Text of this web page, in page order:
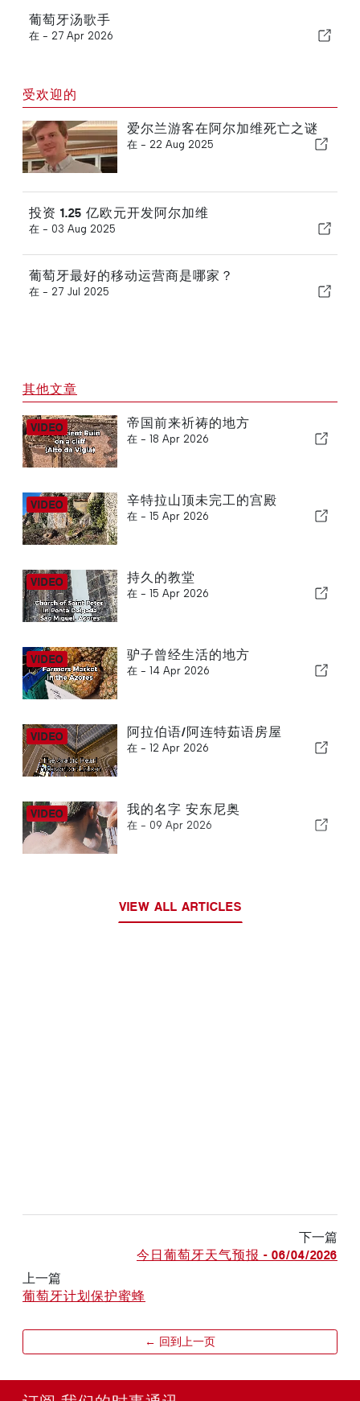
葡萄牙汤歌手
在 - 27 Apr 2026
受欢迎的
爱尔兰游客在阿尔加维死亡之谜
在 - 22 Aug 2025
投资 1.25 亿欧元开发阿尔加维
在 - 03 Aug 2025
葡萄牙最好的移动运营商是哪家？
在 - 27 Jul 2025
其他文章
帝国前来祈祷的地方
在 - 18 Apr 2026
辛特拉山顶未完工的宫殿
在 - 15 Apr 2026
持久的教堂
在 - 15 Apr 2026
驴子曾经生活的地方
在 - 14 Apr 2026
阿拉伯语/阿连特茹语房屋
在 - 12 Apr 2026
我的名字 安东尼奥
在 - 09 Apr 2026
VIEW ALL ARTICLES
下一篇
今日葡萄牙天气预报 - 06/04/2026
上一篇
葡萄牙计划保护蜜蜂
← 回到上一页